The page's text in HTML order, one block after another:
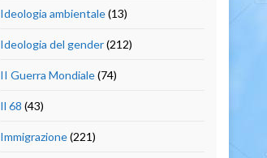
Ideologia ambientale(13)
Ideologia del gender(212)
II Guerra Mondiale(74)
Il 68 (43)
Immigrazione(221)